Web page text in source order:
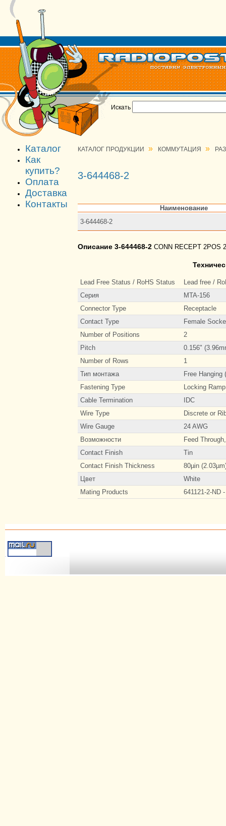
Искать
Каталог
Как
купить?
Оплата
Доставка
Контакты
КАТАЛОГ ПРОДУКЦИИ » КОММУТАЦИЯ »
3-644468-2
Наименование
3-644468-2
Описание 3-644468-2 CONN RECEPT 2POS
Lead Free Status / RoHS Status
Lead free /
Серия
MTA-156
Connector Type
Receptacle
Contact Type
Female
Number of Positions
2
Pitch
0.156"
Number of Rows
1
Тип монтажа
Free Hanging
Fastening Type
Locking Ramp
Cable Termination
IDC
Wire Type
Discrete or
Wire Gauge
24 AWG
Возможности
Feed
Contact Finish
Tin
Contact Finish Thickness
80µin
Цвет
White
Mating Products
641121-2-ND